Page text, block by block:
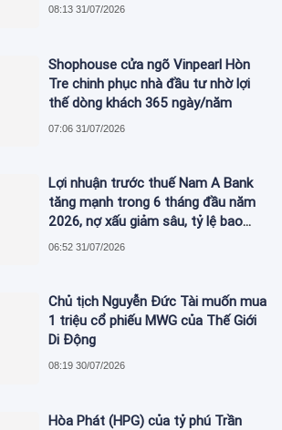
08:13 31/07/2026
Shophouse cửa ngõ Vinpearl Hòn
Tre chinh phục nhà đầu tư nhờ lợi
thế dòng khách 365 ngày/năm
07:06 31/07/2026
Lợi nhuận trước thuế Nam A Bank
tăng mạnh trong 6 tháng đầu năm
2026, nợ xấu giảm sâu, tỷ lệ bao
phủ nợ xấu tăng vượt trội
06:52 31/07/2026
Chủ tịch Nguyễn Đức Tài muốn mua
1 triệu cổ phiếu MWG của Thế Giới
Di Động
08:19 30/07/2026
Hòa Phát (HPG) của tỷ phú Trần